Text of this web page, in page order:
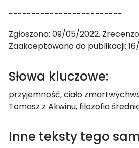
-------------------------
Zgłoszono: 09/05/2022.
Zaakceptowano do publikacji:
Słowa kluczowe:
przyjemność, ciało
Tomasz z Akwinu, filozofia
Inne teksty tego